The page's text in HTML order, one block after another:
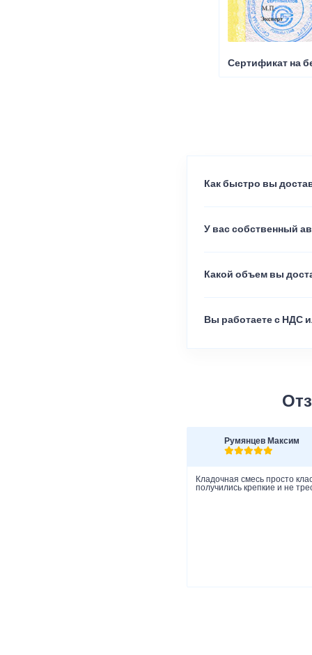
Сертификат на
Как быстро вы
У вас собственный
Какой объем вы
Вы работаете с НДС
Румянцев Максим
Кладочная смесь просто
получились крепкие и не